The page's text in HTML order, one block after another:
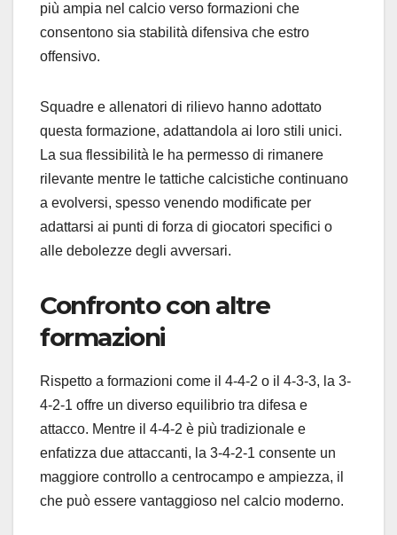
più ampia nel calcio verso formazioni che
consentono sia stabilità difensiva che estro
offensivo.
Squadre e allenatori di rilievo hanno adottato
questa formazione, adattandola ai loro stili unici.
La sua flessibilità le ha permesso di rimanere
rilevante mentre le tattiche calcistiche continuano
a evolversi, spesso venendo modificate per
adattarsi ai punti di forza di giocatori specifici o
alle debolezze degli avversari.
Confronto con altre
formazioni
Rispetto a formazioni come il 4-4-2 o il 4-3-3, la 3-
4-2-1 offre un diverso equilibrio tra difesa e
attacco. Mentre il 4-4-2 è più tradizionale e
enfatizza due attaccanti, la 3-4-2-1 consente un
maggiore controllo a centrocampo e ampiezza, il
che può essere vantaggioso nel calcio moderno.